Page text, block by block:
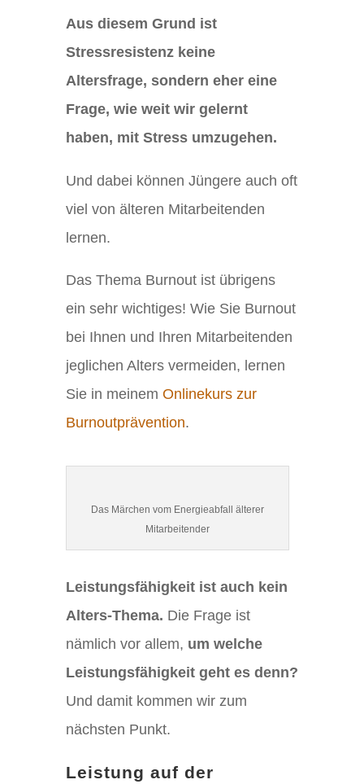
Aus diesem Grund ist
Stressresistenz keine
Altersfrage, sondern eher eine
Frage, wie weit wir gelernt
haben, mit Stress umzugehen.
Und dabei können Jüngere auch oft
viel von älteren Mitarbeitenden
lernen.
Das Thema Burnout ist übrigens
ein sehr wichtiges! Wie Sie Burnout
bei Ihnen und Ihren Mitarbeitenden
jeglichen Alters vermeiden, lernen
Sie in meinem Onlinekurs zur
Burnoutprävention.
Das Märchen vom Energieabfall älterer
Mitarbeitender
Leistungsfähigkeit ist auch kein
Alters-Thema. Die Frage ist
nämlich vor allem, um welche
Leistungsfähigkeit geht es denn?
Und damit kommen wir zum
nächsten Punkt.
Leistung auf der